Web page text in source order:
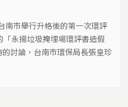
南市舉行升格後的第一次環評
永揚垃圾掩埋場環評書造假
討論，台南市環保局長張皇珍
及多項偽造，嚴重破壞環評審
議撤銷前台南縣政府，在民國